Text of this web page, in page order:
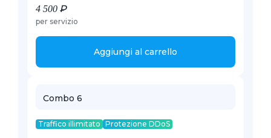
4 500 ₽
per servizio
Aggiungi al carrello
Combo 6
Traffico illimitato Protezione DDoS